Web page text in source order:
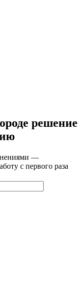
решение
—
с первого раза